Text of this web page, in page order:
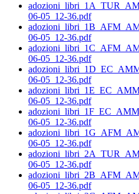
06-05_12-36.pdf
06-05_12-36.pdf
06-05_12-36.pdf
06-05_12-36.pdf
06-05_12-36.pdf
06-05_12-36.pdf
06-05_12-36.pdf
06-05_12-36.pdf
06-05_12-36.pdf